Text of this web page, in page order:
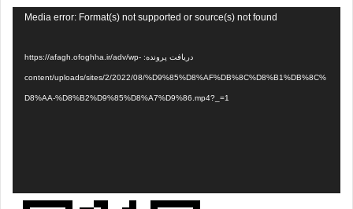
Media error: Format(s) not supported or source(s) not found
دریافت پرونده: https://afagh.ofoghha.ir/adv/wp-
content/uploads/sites/2/2022/08/%D9%85%D8%AF%DB%8C%D8%B1%DB%8C%
D8%AA-%D8%B2%D9%85%D8%A7%D9%86.mp4?_=1